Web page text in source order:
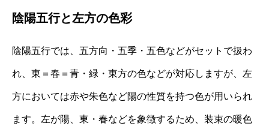
陰陽五行と左方の色彩
陰陽五行では、五方向・五季・五色などがセットで扱わ
れ、東＝春＝青・緑・東方の色などが対応しますが、左
方においては赤や朱色など陽の性質を持つ色が用いられ
ます。左が陽、東・春などを象徴するため、装束の暖色